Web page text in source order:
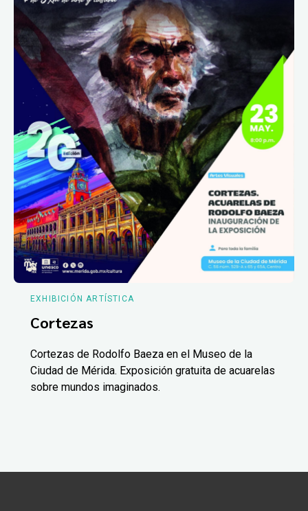
EXHIBICIÓN ARTÍSTICA
Cortezas
Cortezas de Rodolfo Baeza en el Museo de la
Ciudad de Mérida. Exposición gratuita de acuarelas
sobre mundos imaginados.